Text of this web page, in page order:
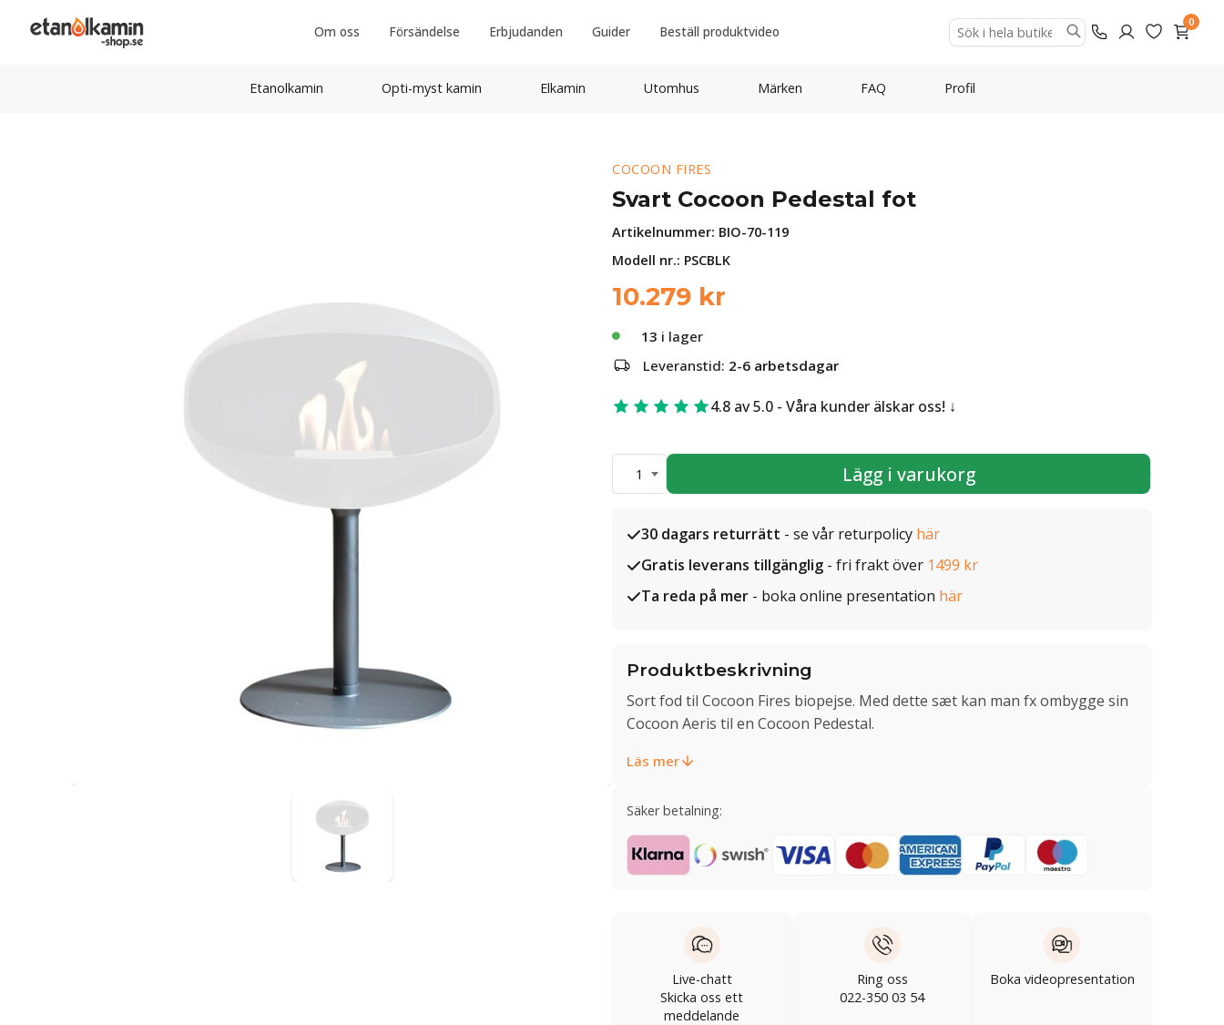
Om oss Försändelse Erbjudanden Guider Beställ produktvideo
0
Etanolkamin Opti-myst kamin Elkamin Utomhus Märken FAQ Profil
COCOON FIRES
Svart Cocoon Pedestal fot
Artikelnummer: BIO-70-119
Modell nr.: PSCBLK
10.279 kr
13 i lager
Leveranstid: 2-6 arbetsdagar
4.8 av 5.0 - Våra kunder älskar oss!
1 Lägg i varukorg
30 dagars returrätt - se vår returpolicy här
Gratis leverans tillgänglig - fri frakt över 1499 kr
Ta reda på mer - boka online presentation här
Produktbeskrivning
Sort fod til Cocoon Fires biopejse. Med dette sæt kan man fx ombygge sin
Cocoon Aeris til en Cocoon Pedestal.
Läs mer
Säker betalning:
Live-chatt
Skicka oss ett
meddelande
Ring oss
022-350 03 54
Boka videopresentation